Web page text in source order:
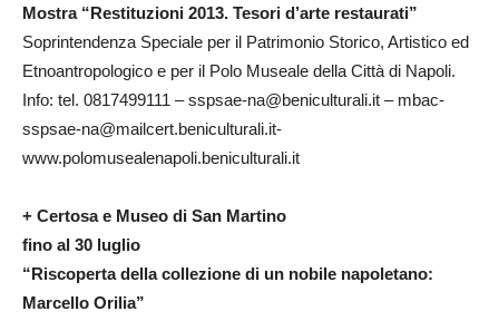
Mostra “Restituzioni 2013. Tesori d’arte restaurati”
Soprintendenza Speciale per il Patrimonio Storico, Artistico ed
Etnoantropologico e per il Polo Museale della Città di Napoli.
Info: tel. 0817499111 – sspsae-na@beniculturali.it – mbac-
sspsae-na@mailcert.beniculturali.it-
www.polomusealenapoli.beniculturali.it
+ Certosa e Museo di San Martino
fino al 30 luglio
“Riscoperta della collezione di un nobile napoletano:
Marcello Orilia”